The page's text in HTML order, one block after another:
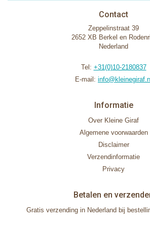
Contact
Zeppelinstraat 39
2652 XB Berkel en
Nederland
Tel: +31(0)10-2180837
E-mail: info@kleinegiraf.nl
Informatie
Over Kleine Giraf
Algemene voorwaarden
Disclaimer
Verzendinformatie
Privacy
Betalen en
Gratis verzending in Nederland bij